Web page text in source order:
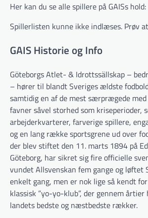
Her kan du se alle spillere på GAISs hold:
Spillerlisten kunne ikke indlæses. Prøv
GAIS Historie og Info
Göteborgs Atlet- & Idrottssällskap –
– hører til blandt Sveriges ældste
samtidig en af de mest særprægede
favner såvel storhed som kriseperioder,
arbejderkvarterer, farverige spillere,
og en lang række sportsgrene ud over
der blev stiftet den 11. marts 1894 på
Göteborg, har sikret sig fire officielle
vundet Allsvenskan fem gange og løftet
enkelt gang, men er nok lige så kendt
klassisk ”yo-yo-klub”, der gennem
landets bedste og næstbedste rækker.